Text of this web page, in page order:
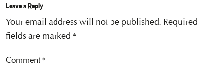
Leave a Reply
Your email address will not be published. Required
fields are marked *
Comment*